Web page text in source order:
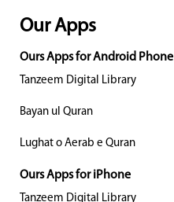
Our Apps
Ours Apps for Android Phone
Tanzeem Digital Library
Bayan ul Quran
Lughat o Aerab e Quran
Ours Apps for iPhone
Tanzeem Digital Library